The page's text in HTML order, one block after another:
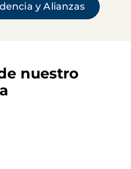
y Alianzas
nuestro